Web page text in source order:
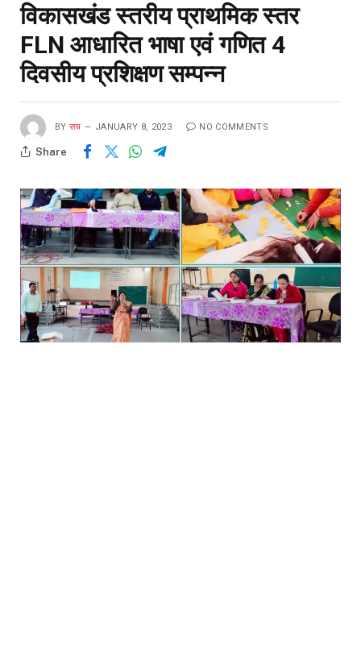
विकासखंड स्तरीय प्राथमिक स्तर
FLN आधारित भाषा एवं गणित 4
दिवसीय प्रशिक्षण सम्पन्न
BY सच JANUARY 8, 2023 NO COMMENTS
Share